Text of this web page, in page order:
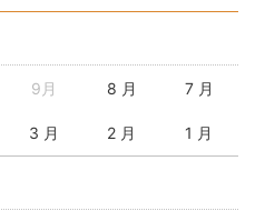
9月 8 月 7 月
3 月 2 月 1 月